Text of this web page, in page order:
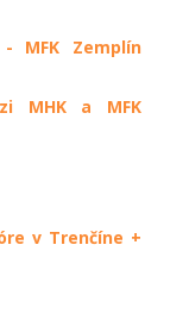
- MFK Zemplín
MHK a MFK
v Trenčíne +